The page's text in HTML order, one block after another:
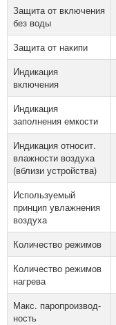
Защита от включения
без воды
Защита от накипи
Индикация
включения
Индикация
заполнения емкости
Индикация относит.
влажности воздуха
(вблизи устройства)
Используемый
принцип увлажнения
воздуха
Количество режимов
Количество режимов
нагрева
Макс. паропроизвод-
ность